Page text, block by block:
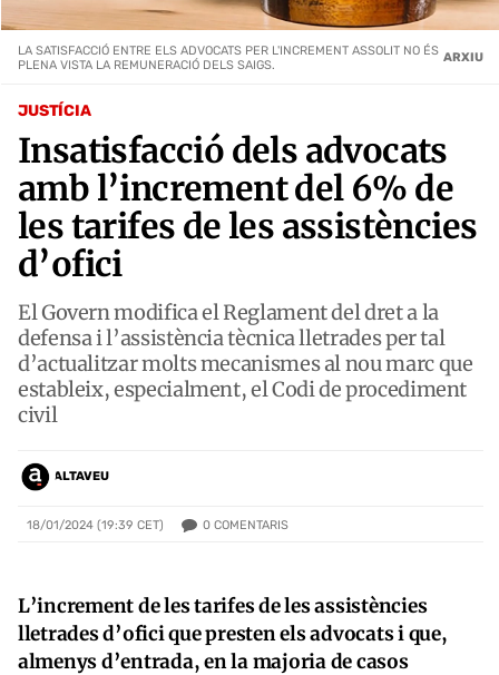
JUSTÍCIA
Insatisfacció dels advocats
amb l’increment del 6% de
les tarifes de les assistències
d’ofici
El Govern modifica el Reglament del dret a la
defensa i l’assistència tècnica lletrades per tal
d’actualitzar molts mecanismes al nou marc que
estableix, especialment, el Codi de procediment
civil
ALTAVEU
18/01/2024 (19:39 CET) 0 COMENTARIS
LA SATISFACCIÓ ENTRE ELS ADVOCATS PER L'INCREMENT ASSOLIT NO ÉS
PLENA VISTA LA REMUNERACIÓ DELS SAIGS.
ARXIU
L’increment de les tarifes de les assistències
lletrades d’ofici que presten els advocats i que,
almenys d’entrada, en la majoria de casos